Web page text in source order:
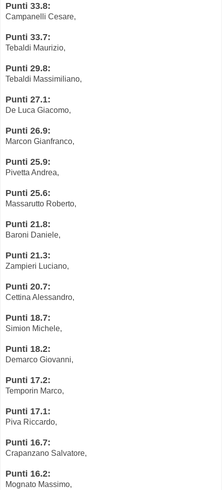
Punti 33.8:
Campanelli Cesare,
Punti 33.7:
Tebaldi Maurizio,
Punti 29.8:
Tebaldi Massimiliano,
Punti 27.1:
De Luca Giacomo,
Punti 26.9:
Marcon Gianfranco,
Punti 25.9:
Pivetta Andrea,
Punti 25.6:
Massarutto Roberto,
Punti 21.8:
Baroni Daniele,
Punti 21.3:
Zampieri Luciano,
Punti 20.7:
Cettina Alessandro,
Punti 18.7:
Simion Michele,
Punti 18.2:
Demarco Giovanni,
Punti 17.2:
Temporin Marco,
Punti 17.1:
Piva Riccardo,
Punti 16.7:
Crapanzano Salvatore,
Punti 16.2:
Mognato Massimo,